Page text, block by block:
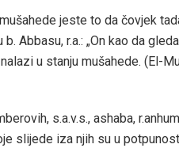
jeste to da čovjek
Abbasu, r.a.: „On kao da
u stanju mušahede. (El-
s.a.v.s., ashaba,
slijede iza njih su u